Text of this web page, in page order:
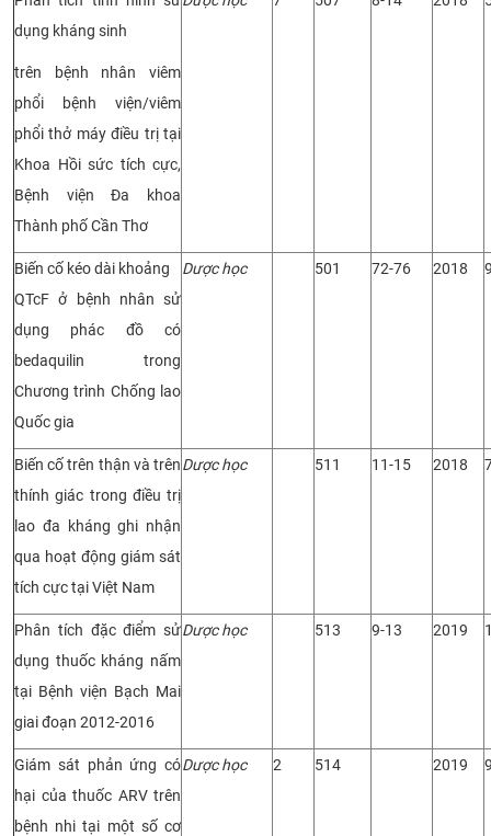
dụng kháng sinh
trên bệnh nhân viêm
phổi bệnh viện/viêm
phổi thở máy điều trị tại
Khoa Hồi sức tích cực,
Bệnh viện Đa khoa
Thành phố Cần Thơ
Biến cố kéo dài khoảng
QTcF ở bệnh nhân sử
dụng phác đồ có
bedaquilin trong
Chương trình Chống lao
Quốc gia
Dược học 501 72-76 2018
Biến cố trên thận và trên
thính giác trong điều trị
lao đa kháng ghi nhận
qua hoạt động giám sát
tích cực tại Việt Nam
Dược học 511 11-15 2018
Phân tích đặc điểm sử
dụng thuốc kháng nấm
tại Bệnh viện Bạch Mai
giai đoạn 2012-2016
Dược học 513 9-13 2019
Giám sát phản ứng có
hại của thuốc ARV trên
bệnh nhi tại một số cơ
Dược học 2 514 2019